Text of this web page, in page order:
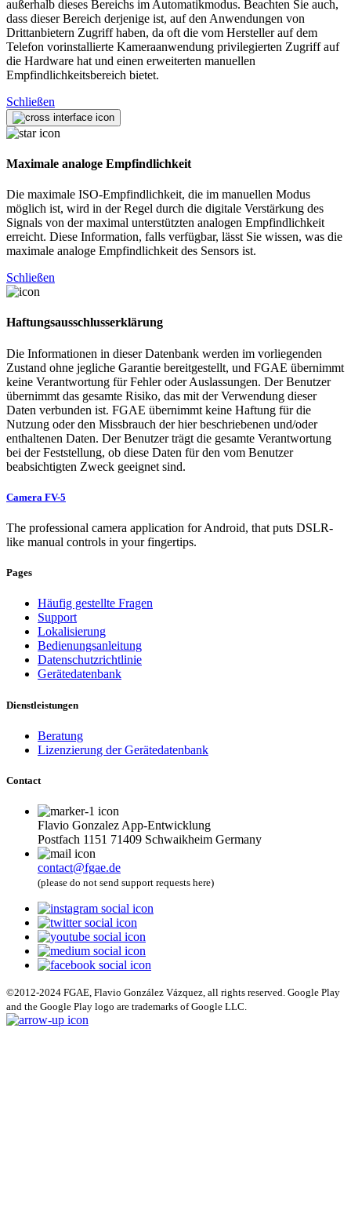
außerhalb dieses Bereichs im Automatikmodus. Beachten Sie auch,
dass dieser Bereich derjenige ist, auf den Anwendungen von
Drittanbietern Zugriff haben, da oft die vom Hersteller auf dem
Telefon vorinstallierte Kameraanwendung privilegierten Zugriff auf
die Hardware hat und einen erweiterten manuellen
Empfindlichkeitsbereich bietet.
Schließen
Maximale analoge Empfindlichkeit
Die maximale ISO-Empfindlichkeit, die im manuellen Modus
möglich ist, wird in der Regel durch die digitale Verstärkung des
Signals von der maximal unterstützten analogen Empfindlichkeit
erreicht. Diese Information, falls verfügbar, lässt Sie wissen, was die
maximale analoge Empfindlichkeit des Sensors ist.
Schließen
Haftungsausschlusserklärung
Die Informationen in dieser Datenbank werden im vorliegenden
Zustand ohne jegliche Garantie bereitgestellt, und FGAE übernimmt
keine Verantwortung für Fehler oder Auslassungen. Der Benutzer
übernimmt das gesamte Risiko, das mit der Verwendung dieser
Daten verbunden ist. FGAE übernimmt keine Haftung für die
Nutzung oder den Missbrauch der hier beschriebenen und/oder
enthaltenen Daten. Der Benutzer trägt die gesamte Verantwortung
bei der Feststellung, ob diese Daten für den vom Benutzer
beabsichtigten Zweck geeignet sind.
Camera FV-5
The professional camera application for Android, that puts DSLR-
like manual controls in your fingertips.
Pages
Häufig gestellte Fragen
Support
Lokalisierung
Bedienungsanleitung
Datenschutzrichtlinie
Gerätedatenbank
Dienstleistungen
Beratung
Lizenzierung der Gerätedatenbank
Contact
Flavio Gonzalez App-Entwicklung
Postfach 1151 71409 Schwaikheim Germany
contact@fgae.de
(please do not send support requests here)
©2012-2024 FGAE, Flavio González Vázquez, all rights reserved. Google Play
and the Google Play logo are trademarks of Google LLC.